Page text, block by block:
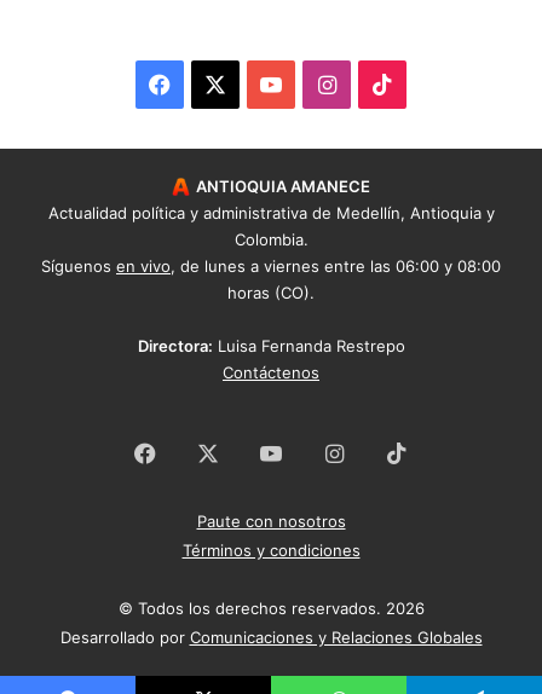
Facebook YouTubeInstagram
ANTIOQUIA AMANECE
Actualidad política y administrativa de Medellín, Antioquia y
Colombia.
Síguenos en vivo, de lunes a viernes entre las 06:00 y 08:00
horas (CO).
Directora: Luisa Fernanda Restrepo
Contáctenos
Facebook YouTubeInstagram
Paute con nosotros
Términos y condiciones
© Todos los derechos reservados. 2026
Desarrollado por Comunicaciones y Relaciones Globales